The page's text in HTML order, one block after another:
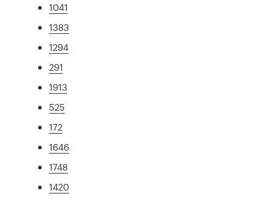
1041
1383
1294
291
1913
525
172
1646
1748
1420